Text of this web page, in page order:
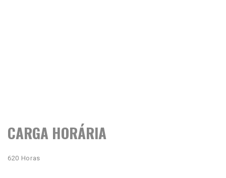
CARGA HORÁRIA
620 Horas